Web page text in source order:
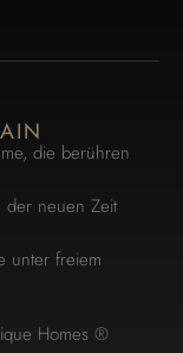
die berühren
der neuen Zeit
unter freiem
Homes ®